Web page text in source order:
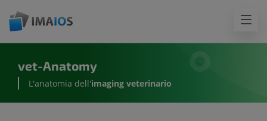
vet-Anatomy
L'anatomia dell'imaging veterinario